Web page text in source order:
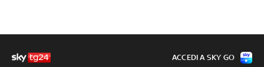
ACCEDI A SKY GO